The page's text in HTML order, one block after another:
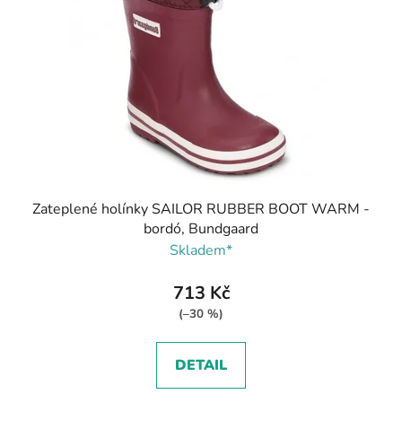
Zateplené holínky SAILOR RUBBER BOOT WARM -
bordó, Bundgaard
Skladem*
713 Kč
(–30 %)
DETAIL